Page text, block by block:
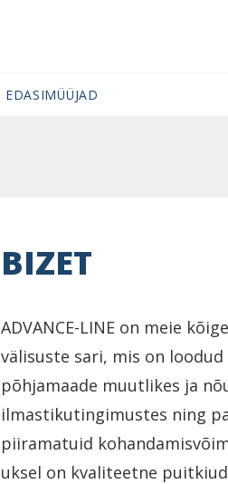
EDASIMÜÜJAD
BIZET
ADVANCE-LINE on meie
välisuste sari, mis on
põhjamaade muutlikes ja
ilmastikutingimustes ning
piiramatuid
uksel on kvaliteetne